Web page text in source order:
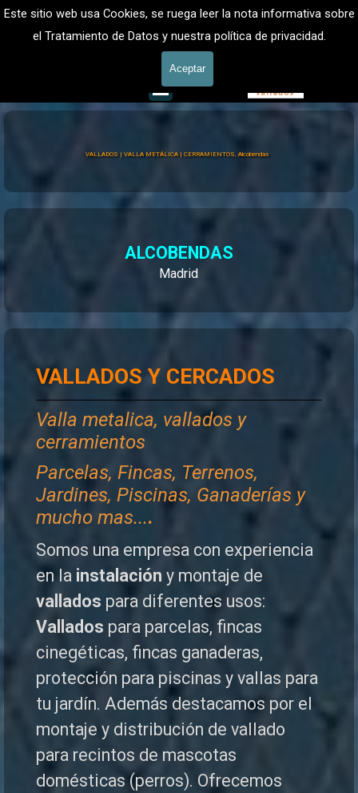
Este sitio web usa Cookies, se ruega leer la nota informativa sobre
el Tratamiento de Datos y nuestra política de privacidad.
Aceptar
Vaya al ContenidoVALLADOS METALICOS MADRID - VALLADO DE FINCAS
Vallas y Cercados, Vallado de fincas y parcelas
601 900 178
Saltar menú
VALLADOS | VALLA METÁLICA | CERRAMIENTOS, Alcobendas
ALCOBENDAS
Madrid
VALLADOS Y CERCADOS
Valla metalica, vallados y
cerramientos
Parcelas, Fincas, Terrenos,
Jardines, Piscinas, Ganaderías y
mucho mas....
Somos una empresa con experiencia
en la instalación y montaje de
vallados para diferentes usos:
Vallados para parcelas, fincas
cinegéticas, fincas ganaderas,
protección para piscinas y vallas para
tu jardín. Además destacamos por el
montaje y distribución de vallado
para recintos de mascotas
domésticas (perros). Ofrecemos